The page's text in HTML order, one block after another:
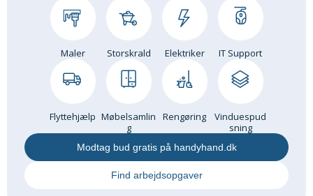
Tips Og Tricks
Beplantning
Belægning
Skadedyr
Maler Storskrald Elektriker IT Support
Flyttehjælp Møbelsamlin
g
Rengøring
Vinduespud
sning
Modtag bud gratis på handyhand.dk
Find arbejdsopgaver